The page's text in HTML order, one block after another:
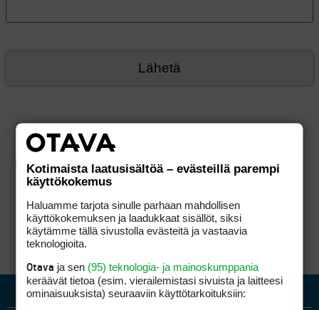
Kotimaista laatusisältöä – evästeillä parempi
käyttökokemus
Haluamme tarjota sinulle parhaan mahdollisen
käyttökokemuksen ja laadukkaat sisällöt, siksi
käytämme tällä sivustolla evästeitä ja vastaavia
teknologioita.
Otava ja sen (95) teknologia- ja mainoskumppania
keräävät tietoa (esim. vierailemis­tasi sivuista ja laitteesi
ominaisuuk­sista) seuraaviin käyttötarkoituksiin: